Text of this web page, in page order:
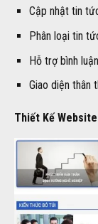
Cập nhật tin
Phân loại tin
Hỗ trợ bình
Giao diện thân
Thiết Kế